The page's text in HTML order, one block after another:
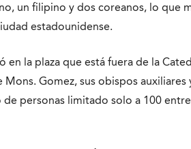
un filipino y dos coreanos, lo que
estadounidense.
en la plaza que está fuera de la
Gomez, sus obispos auxiliares
personas limitado solo a 100